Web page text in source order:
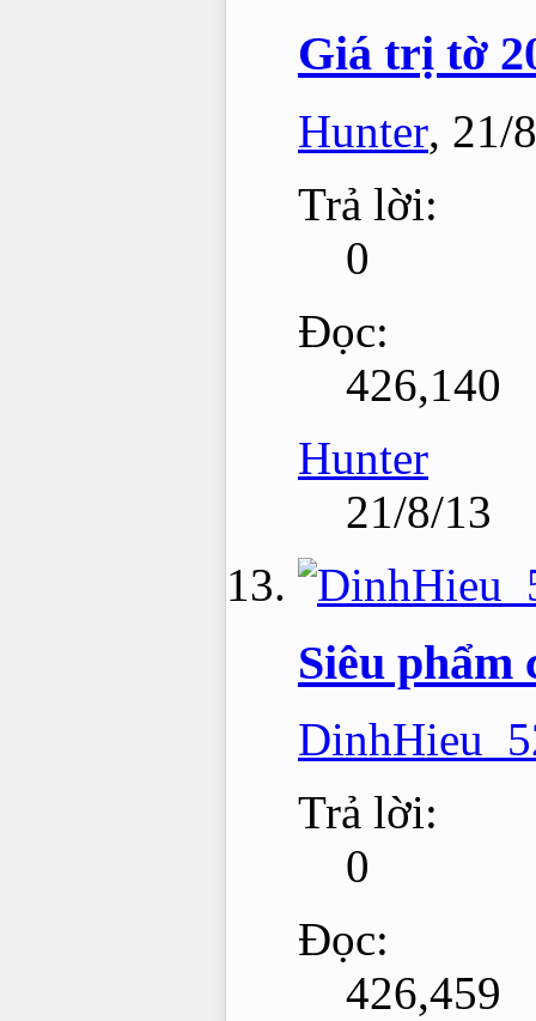
Giá trị tờ
Hunter, 21/
Trả lời:
0
Đọc:
426,140
Hunter
21/8/13
Siêu phẩm
Trả lời:
0
Đọc:
426,459